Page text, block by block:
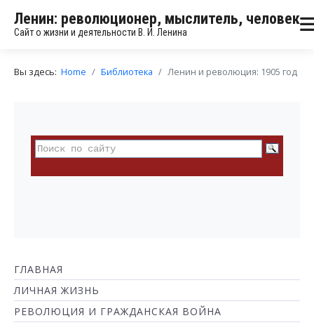
Ленин: революционер, мыслитель, человек
Сайт о жизни и деятельности В. И. Ленина
Вы здесь: Home Библиотека Ленин и революция: 1905 год
ГЛАВНАЯ
ЛИЧНАЯ ЖИЗНЬ
РЕВОЛЮЦИЯ И ГРАЖДАНСКАЯ ВОЙНА